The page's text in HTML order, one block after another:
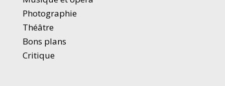
Photographie
Théâtre
Bons plans
Critique